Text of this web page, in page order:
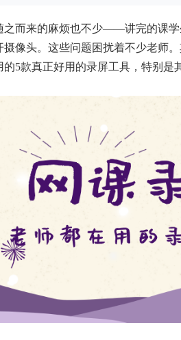
之而来的麻烦也不少——讲完的课
像头。这些问题困扰着不少老师
5款真正好用的录屏工具，特别是